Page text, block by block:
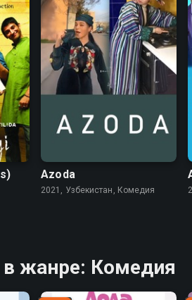
Azoda
2021, Узбекистан, Комедия
жанре: Комедия